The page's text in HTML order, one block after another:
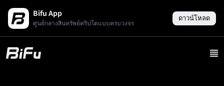
Bifu App
ศูนย์กลางสินทรัพย์คริปโตแบบครบวงจร
ดาวน์โหลด